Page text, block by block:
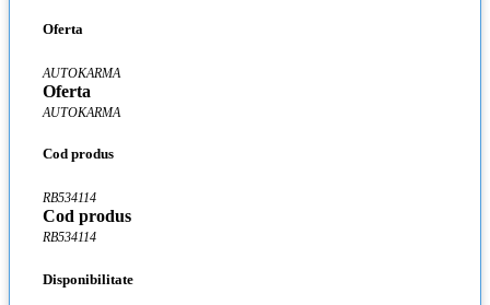
Oferta
AUTOKARMA
Oferta
AUTOKARMA
Cod produs
RB534114
Cod produs
RB534114
Disponibilitate